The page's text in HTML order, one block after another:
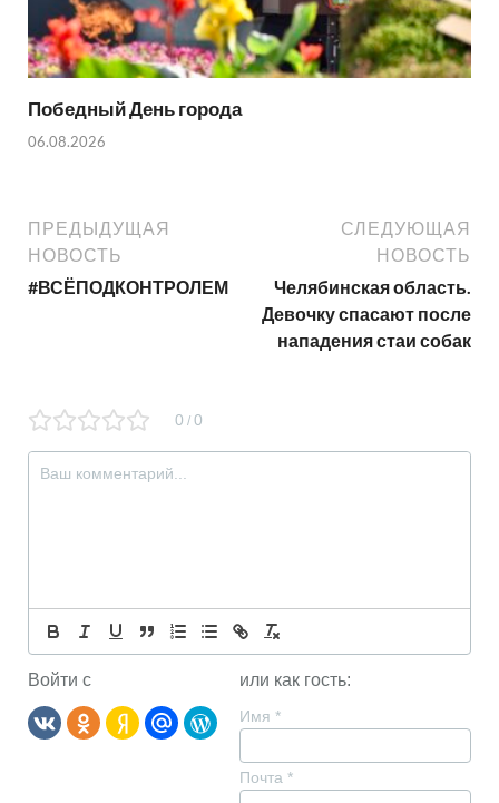
Победный День города
06.08.2026
ПРЕДЫДУЩАЯ
НОВОСТЬ
#ВСЁПОДКОНТРОЛЕМ
СЛЕДУЮЩАЯ
НОВОСТЬ
Челябинская область.
Девочку спасают после
нападения стаи собак
0 / 0
Войти с или как гость:
Имя *
Почта *